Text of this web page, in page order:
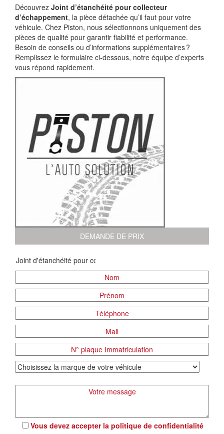
Découvrez Joint d’étanchéité pour collecteur
d’échappement, la pièce détachée qu’il faut pour votre
véhicule. Chez Piston, nous sélectionnons uniquement des
pièces de qualité pour garantir fiabilité et performance.
Besoin de conseils ou d’informations supplémentaires ?
Remplissez le formulaire ci-dessous, notre équipe d’experts
vous répond rapidement.
DEMANDE DE PRIX
Vous devez accepter la politique de confidentialité